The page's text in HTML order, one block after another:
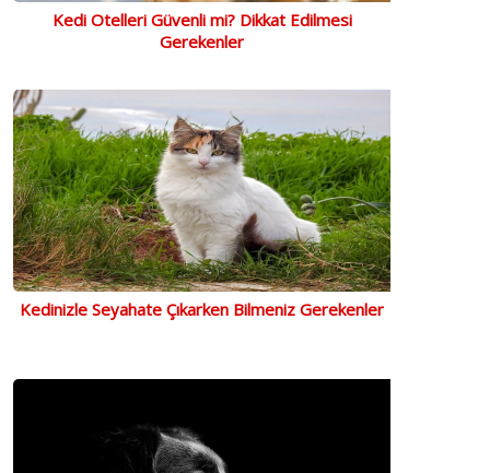
Kedi Otelleri Güvenli mi? Dikkat Edilmesi
Gerekenler
Kedinizle Seyahate Çıkarken Bilmeniz Gerekenler